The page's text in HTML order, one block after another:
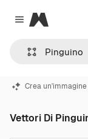
Close menu
Magnific
Crea un'immagine
Vettori Di